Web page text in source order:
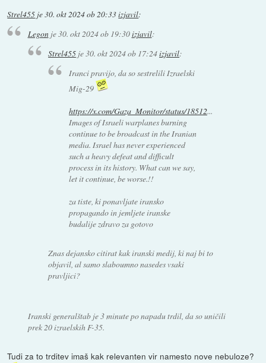
Strel455 je30. okt 2024 ob 20:33izjavil:
Legonje30. okt 2024 ob 19:30izjavil:
Strel455 je30. okt 2024 ob 17:24izjavil:
Iranci pravijo, da so sestrelili Izraelski
Mig-29
https://x.com/Gaza_Monitor/status/18512...
Images of Israeli warplanes burning
continue to be broadcast in the Iranian
media. Israel has never experienced
such a heavy defeat and difficult
process in its history. What can we say,
let it continue, be worse.!!
za tiste, ki ponavljate iransko
propagando in jemljete iranske
budalije zdravo za gotovo
Znas dejansko citirat kak iranski medij, ki naj bi to
objavil, al samo slaboumno nasedes vsaki
pravljici?
Iranski generalštab je 3 minute po napadu trdil, da so uničili
prek 20 izraelskih F-35.
Tudi za to trditev imaš kak relevanten vir namesto nove nebuloze?